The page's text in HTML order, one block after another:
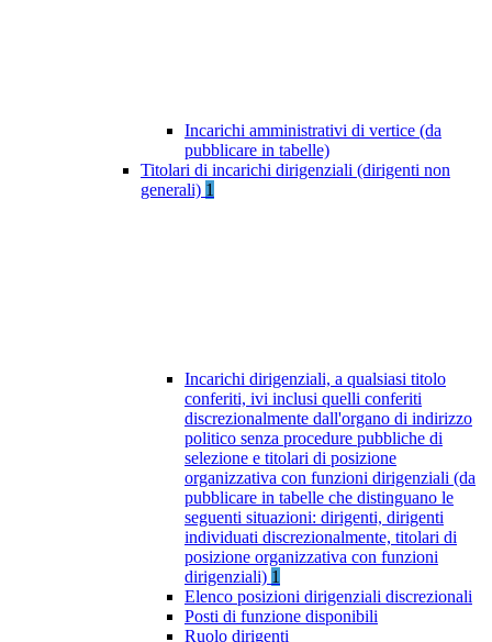
Incarichi amministrativi di vertice (da
pubblicare in tabelle)
Titolari di incarichi dirigenziali (dirigenti non
generali) 1
Incarichi dirigenziali, a qualsiasi titolo
conferiti, ivi inclusi quelli conferiti
discrezionalmente dall'organo di indirizzo
politico senza procedure pubbliche di
selezione e titolari di posizione
organizzativa con funzioni dirigenziali (da
pubblicare in tabelle che distinguano le
seguenti situazioni: dirigenti, dirigenti
individuati discrezionalmente, titolari di
posizione organizzativa con funzioni
dirigenziali) 1
Elenco posizioni dirigenziali discrezionali
Posti di funzione disponibili
Ruolo dirigenti